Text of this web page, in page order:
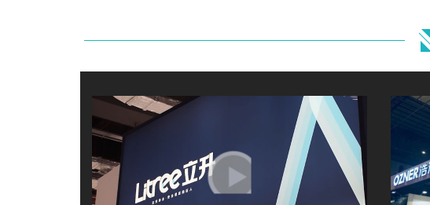
泽集团携旗下产品亮相8.2H馆
莱式炭晶技术亮相
全球知名高端净水器制造商及
的野外净水站系统，吸引了众